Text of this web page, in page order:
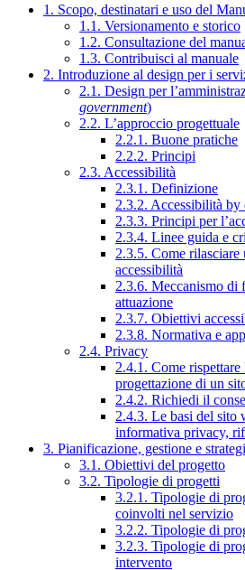
1. Scopo, destinatari e uso del
1.1. Versionamento e storico
1.2. Consultazione del
1.3. Contribuisci al manuale
2. Introduzione al design per i
2.1. Design per
government)
2.2. L’approccio progettuale
2.2.1. Buone pratiche
2.2.2. Principi
2.3. Accessibilità
2.3.1. Definizione
2.3.2. Accessibilità by
2.3.3. Principi per
2.3.4. Linee guida e
2.3.5. Come
accessibilità
2.3.6. Meccanismo di
attuazione
2.3.7. Obiettivi
2.3.8. Normativa e
2.4. Privacy
2.4.1. Come
progettazione di un
2.4.2. Richiedi il
2.4.3. Le basi del sito
informativa privacy,
3. Pianificazione, gestione e
3.1. Obiettivi del progetto
3.2. Tipologie di progetti
3.2.1. Tipologie di
coinvolti nel servizio
3.2.2. Tipologie di
3.2.3. Tipologie di
intervento